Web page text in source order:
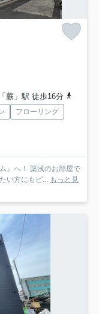
蕨」駅 徒歩16分
フローリング
』へ！ 築浅のお部屋で
い方にもピ...
もっと見